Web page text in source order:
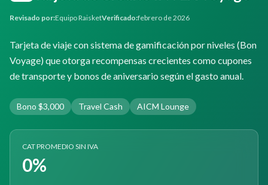
Revisado por:Equipo RaisketVerificado:febrero de 2026
Tarjeta de viaje con sistema de gamificación por niveles (Bon
Voyage) que otorga recompensas crecientes como cupones
de transporte y bonos de aniversario según el gasto anual.
Bono $3,000 Travel Cash AICM Lounge
CAT PROMEDIO SIN IVA
0%